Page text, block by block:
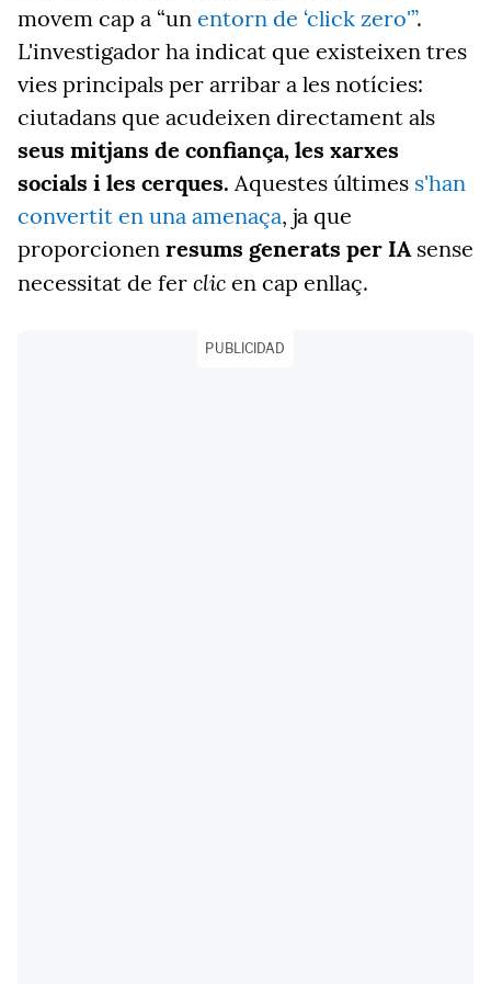
movem cap a “un entorn de ‘click zero'”.
L'investigador ha indicat que existeixen tres
vies principals per arribar a les notícies:
ciutadans que acudeixen directament als
seus mitjans de confiança, les xarxes
socials i les cerques. Aquestes últimes s'han
convertit en una amenaça, ja que
proporcionen resums generats per IAsense
necessitat de fer clic en cap enllaç.
PUBLICIDAD